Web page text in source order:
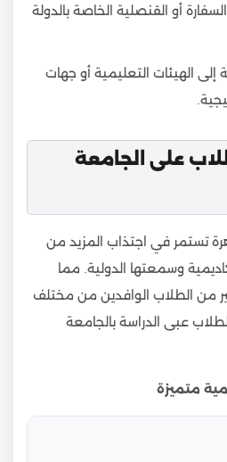
أو القنصلية الخاصة بالدولة
إلى الهيئات التعليمية أو جهات
على الجامعة
تستمر في اجتذاب المزيد من
وسمعتها الدولية. مما
من الطلاب الوافدين من مختلف
عبى الدراسة بالجامعة
متميزة